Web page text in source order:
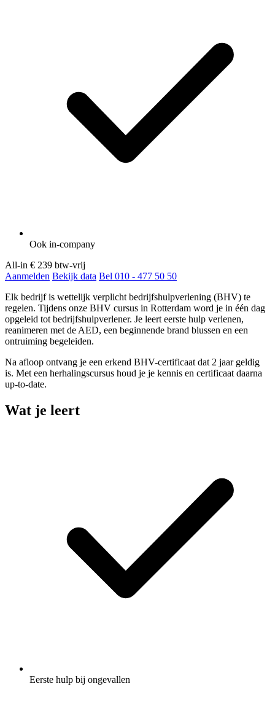
Ook in-company
All-in € 239 btw-vrij
Aanmelden Bekijk data Bel 010 - 477 50 50
Elk bedrijf is wettelijk verplicht bedrijfshulpverlening (BHV) te
regelen. Tijdens onze BHV cursus in Rotterdam word je in één dag
opgeleid tot bedrijfshulpverlener. Je leert eerste hulp verlenen,
reanimeren met de AED, een beginnende brand blussen en een
ontruiming begeleiden.
Na afloop ontvang je een erkend BHV-certificaat dat 2 jaar geldig
is. Met een herhalingscursus houd je je kennis en certificaat daarna
up-to-date.
Wat je leert
Eerste hulp bij ongevallen